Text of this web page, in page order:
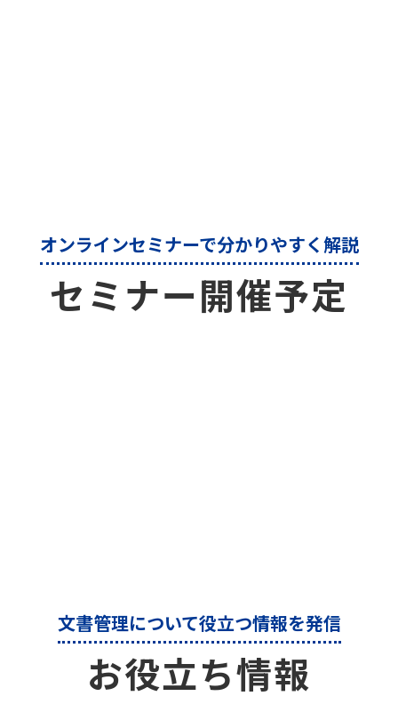
オンラインセミナーで分かりやすく解説
セミナー開催予定
文書管理について役立つ情報を発信
お役立ち情報